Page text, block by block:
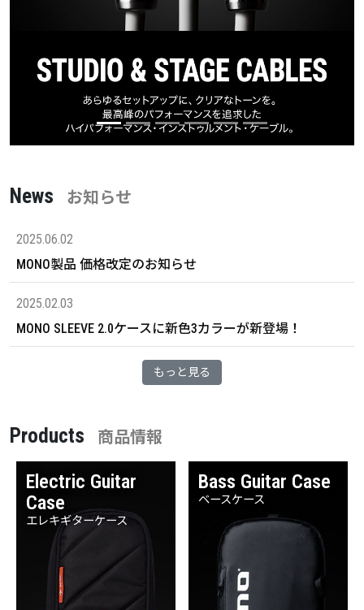
News お知らせ
2025.06.02
MONO製品 価格改定のお知らせ
2025.02.03
MONO SLEEVE 2.0ケースに新色3カラーが新登場！
もっと見る
Products 商品情報
Electric Guitar
Case
Bass Guitar Case